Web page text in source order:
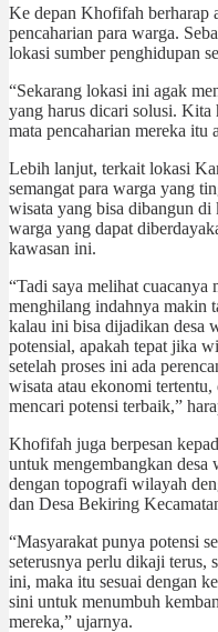
Ke depan Khofifah berharap
pencaharian para warga.
lokasi sumber penghidupan
“Sekarang lokasi ini agak
yang harus dicari solusi. Kita
mata pencaharian mereka itu
Lebih lanjut, terkait lokasi
semangat para warga yang
wisata yang bisa dibangun
warga yang dapat
kawasan ini.
“Tadi saya melihat cuacanya
menghilang indahnya makin
kalau ini bisa dijadikan desa
potensial, apakah tepat jika
setelah proses ini ada
wisata atau ekonomi
mencari potensi terbaik,”
Khofifah juga berpesan
untuk mengembangkan desa
dengan topografi wilayah
dan Desa Bekiring
“Masyarakat punya potensi
seterusnya perlu dikaji terus,
ini, maka itu sesuai dengan
sini untuk menumbuh
mereka,” ujarnya.